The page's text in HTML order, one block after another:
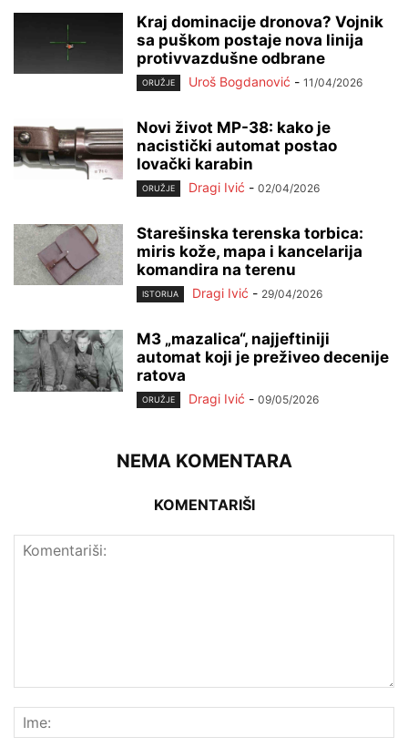
Kraj dominacije dronova? Vojnik
sa puškom postaje nova linija
protivvazdušne odbrane
ORUŽJE Uroš Bogdanović - 11/04/2026
Novi život MP-38: kako je
nacistički automat postao
lovački karabin
ORUŽJE Dragi Ivić - 02/04/2026
Starešinska terenska torbica:
miris kože, mapa i kancelarija
komandira na terenu
ISTORIJA Dragi Ivić - 29/04/2026
M3 „mazalica“, najjeftiniji
automat koji je preživeo decenije
ratova
ORUŽJE Dragi Ivić - 09/05/2026
NEMA KOMENTARA
KOMENTARIŠI